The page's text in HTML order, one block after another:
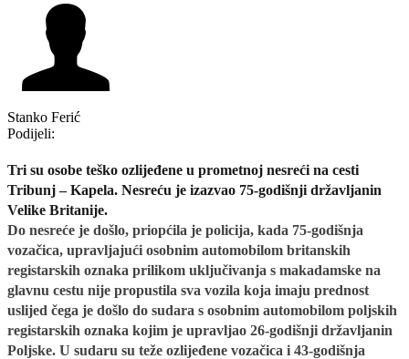
Stanko Ferić
Podijeli:
Tri su osobe teško ozlijeđene u prometnoj nesreći na cesti
Tribunj – Kapela. Nesreću je izazvao 75-godišnji državljanin
Velike Britanije.
Do nesreće je došlo, priopćila je policija, kada 75-godišnja
vozačica, upravljajući osobnim automobilom britanskih
registarskih oznaka prilikom uključivanja s makadamske na
glavnu cestu nije propustila sva vozila koja imaju prednost
uslijed čega je došlo do sudara s osobnim automobilom poljskih
registarskih oznaka kojim je upravljao 26-godišnji državljanin
Poljske. U sudaru su teže ozlijeđene vozačica i 43-godišnja